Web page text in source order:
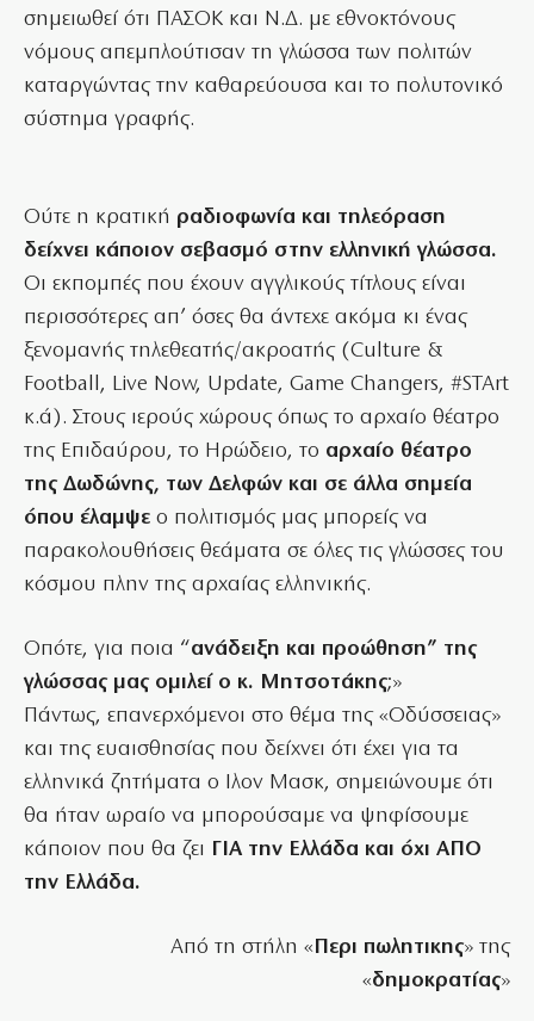
σημειωθεί ότι ΠΑΣΟΚ και Ν.Δ. με εθνοκτόνους
νόμους απεμπλούτισαν τη γλώσσα των πολιτών
καταργώντας την καθαρεύουσα και το πολυτονικό
σύστημα γραφής.
Ούτε η κρατική ραδιοφωνία και τηλεόραση
δείχνει κάποιον σεβασμό στην ελληνική γλώσσα.
Οι εκπομπές που έχουν αγγλικούς τίτλους είναι
περισσότερες απ’ όσες θα άντεχε ακόμα κι ένας
ξενομανής τηλεθεατής/ακροατής (Culture &
Football, Live Now, Update, Game Changers, #STArt
κ.ά). Στους ιερούς χώρους όπως το αρχαίο θέατρο
της Επιδαύρου, το Ηρώδειο, το αρχαίο θέατρο
της Δωδώνης, των Δελφών και σε άλλα σημεία
όπου έλαμψε ο πολιτισμός μας μπορείς να
παρακολουθήσεις θεάματα σε όλες τις γλώσσες του
κόσμου πλην της αρχαίας ελληνικής.
Οπότε, για ποια “ανάδειξη και προώθηση” της
γλώσσας μας ομιλεί ο κ. Μητσοτάκης;»
Πάντως, επανερχόμενοι στο θέμα της «Οδύσσειας»
και της ευαισθησίας που δείχνει ότι έχει για τα
ελληνικά ζητήματα ο Ιλον Μασκ, σημειώνουμε ότι
θα ήταν ωραίο να μπορούσαμε να ψηφίσουμε
κάποιον που θα ζει ΓΙΑ την Ελλάδα και όχι ΑΠΟ
την Ελλάδα.
Από τη στήλη «Περι πωλητικης» της
«δημοκρατίας»